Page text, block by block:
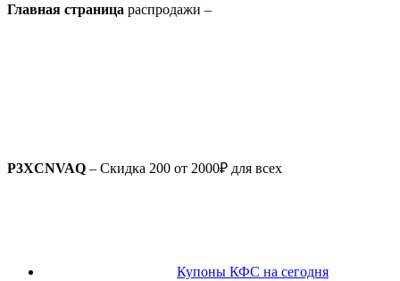
Главная страница распродажи –
P3XCNVAQ – Скидка 200 от 2000₽ для всех
Купоны КФС на сегодня